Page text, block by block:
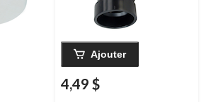
Ajouter
4,49 $